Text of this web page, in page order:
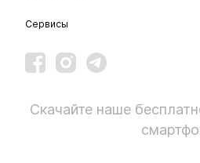
Сервисы
Скачайте наше